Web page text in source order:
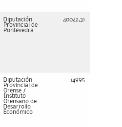
Diputación
Provincial de
Pontevedra
40042,31
Diputación
Provincial de
Orense /
Instituto
Orensano de
Desarrollo
Económico
14995